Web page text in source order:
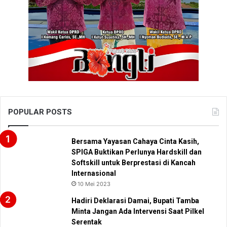
POPULAR POSTS
Bersama Yayasan Cahaya Cinta Kasih,
SPIGA Buktikan Perlunya Hardskill dan
Softskill untuk Berprestasi di Kancah
Internasional
10 Mei 2023
Hadiri Deklarasi Damai, Bupati Tamba
Minta Jangan Ada Intervensi Saat Pilkel
Serentak